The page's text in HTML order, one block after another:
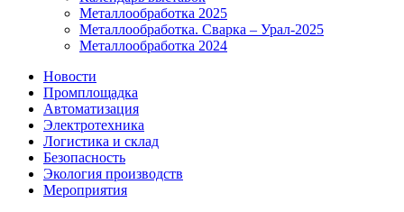
Металлообработка 2025
Металлообработка. Сварка – Урал-2025
Металлообработка 2024
Новости
Промплощадка
Автоматизация
Электротехника
Логистика и склад
Безопасность
Экология производств
Мероприятия